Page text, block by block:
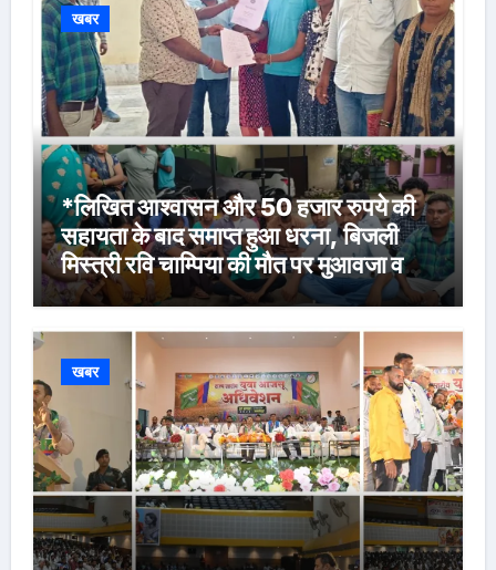
खबर
*लिखित आश्वासन और 50 हजार रुपये की
सहायता के बाद समाप्त हुआ धरना, बिजली
मिस्त्री रवि चाम्पिया की मौत पर मुआवजा व
नौकरी की मांग*
खबर